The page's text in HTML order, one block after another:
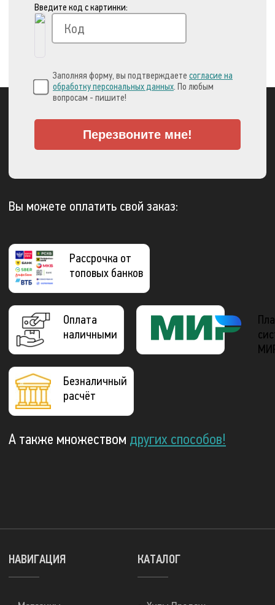
Введите код с картинки:
Заполняя форму, вы подтверждаете согласие на
обработку персональных данных. По любым
вопросам - пишите!
Перезвоните мне!
Вы можете оплатить свой заказ:
Рассрочка от
топовых банков
Оплата
наличными
Безналичный
расчёт
А также множеством других способов!
КАТАЛОГ
НАВИГАЦИЯ